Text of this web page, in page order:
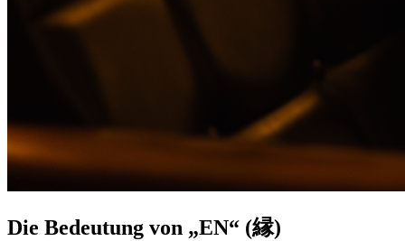
Die Bedeutung von „EN“ (縁)